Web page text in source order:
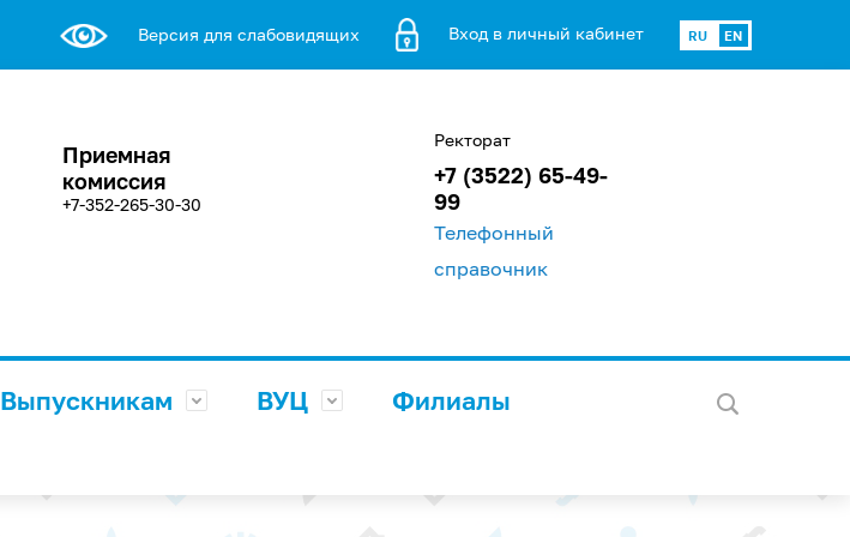
Версия для слабовидящих Вход в личный кабинет RU EN
Приемная
комиссия
+7-352-265-30-30
Ректорат
+7 (3522) 65-49-
99
Телефонный
справочник
Выпускникам ВУЦ
Филиалы